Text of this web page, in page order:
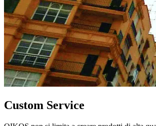
Custom Service